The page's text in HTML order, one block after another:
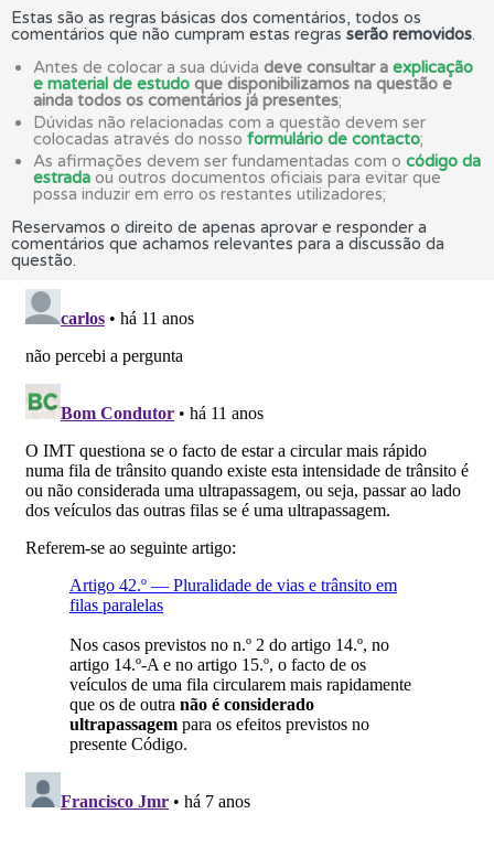
Estas são as regras básicas dos comentários, todos os
comentários que não cumpram estas regras serão removidos.
Antes de colocar a sua dúvida deve consultar a explicação
e material de estudo que disponibilizamos na questão e
ainda todos os comentários já presentes;
Dúvidas não relacionadas com a questão devem ser
colocadas através do nosso formulário de contacto;
As afirmações devem ser fundamentadas com o código da
estrada ou outros documentos oficiais para evitar que
possa induzir em erro os restantes utilizadores;
Reservamos o direito de apenas aprovar e responder a
comentários que achamos relevantes para a discussão da
questão.